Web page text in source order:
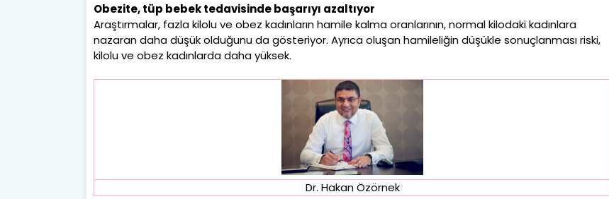
Obezite, tüp bebek tedavisinde başarıyı azaltıyor
Araştırmalar, fazla kilolu ve obez kadınların hamile kalma oranlarının, normal kilodaki kadınlara
nazaran daha düşük olduğunu da gösteriyor. Ayrıca oluşan hamileliğin düşükle sonuçlanması riski,
kilolu ve obez kadınlarda daha yüksek.
Dr. Hakan Özörnek